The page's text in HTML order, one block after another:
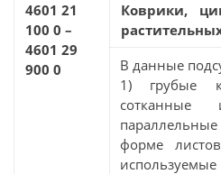
4601 21
100 0 –
4601 29
900 0
Коврики,
В данные
1) грубые
форме